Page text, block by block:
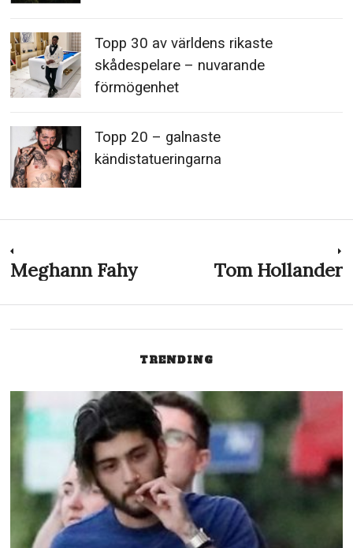
Topp 30 av världens rikaste
skådespelare – nuvarande
förmögenhet
Topp 20 – galnaste
kändistatueringarna
Inläggsnavigering
Previous
Meghann Fahy Tom Hollander
TRENDING